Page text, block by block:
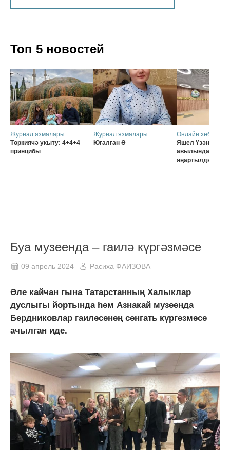
Топ 5 новостей
Журнал язмалары
Төркиячә укыту: 4+4+4
принцибы
Журнал язмалары
Югалган Ә
Онлайн хәбәрләр
Яшел Үзәннең
авылында
яңартылды
Буа музеенда – гаилә күргәзмәсе
09 апрель 2024 Расиха ФАИЗОВА
Әле кайчан гына Татарстанның Халыклар
дуслыгы йортында һәм Азнакай музеенда
Бердниковлар гаиләсенең сәнгать күргәзмәсе
ачылган иде.